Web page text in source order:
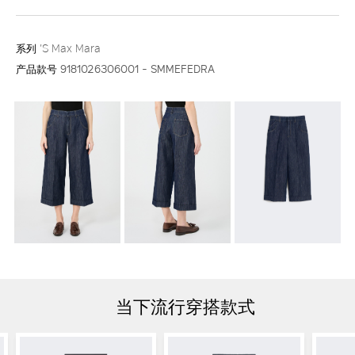
系列 'S Max Mara
产品款号 9181026306001 - SMMEFEDRA
当下流行穿搭款式